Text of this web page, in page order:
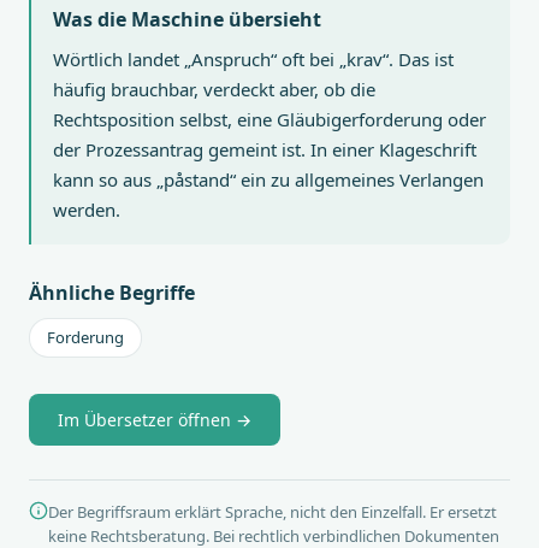
Was die Maschine übersieht
Wörtlich landet „Anspruch“ oft bei „krav“. Das ist
häufig brauchbar, verdeckt aber, ob die
Rechtsposition selbst, eine Gläubigerforderung oder
der Prozessantrag gemeint ist. In einer Klageschrift
kann so aus „påstand“ ein zu allgemeines Verlangen
werden.
Ähnliche Begriffe
Forderung
Im Übersetzer öffnen →
Der Begriffsraum erklärt Sprache, nicht den Einzelfall. Er ersetzt
keine Rechtsberatung. Bei rechtlich verbindlichen Dokumenten